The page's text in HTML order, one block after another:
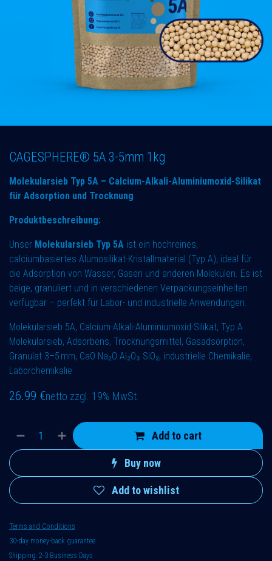
CAGESPHERE® 5A 3-5mm 1kg
Molekularsieb Typ 5A – Calcium-Alkali-Aluminiumoxid-Silikat
für Adsorption und Trocknung
Produktbeschreibung:
Unser Molekularsieb Typ 5A ist ein hochreines,
calciumbasiertes Alumosilikat-Kristallmaterial (Typ A), ideal für
die Adsorption von Wasser, Gasen und anderen Molekülen. Es ist
beige, granuliert und in verschiedenen Verpackungseinheiten
verfügbar – perfekt für Labor- und industrielle Anwendungen.
Molekularsieb 5A, Calcium-Alkali-Aluminiumoxid-Silikat, Typ A
Molekularsieb, Adsorbens, Trocknungsmittel, Gasadsorption,
Granulat 3–5 mm, CaO Na₂O Al₂O₃ SiO₂, industrielle Chemikalie,
Laborchemikalie
26.99 €netto zzgl. 19% MwSt.
Add to cart
Buy now
Add to wishlist
Terms and Conditions
30-day money-back guarantee
Shipping: 2-3 Business Days